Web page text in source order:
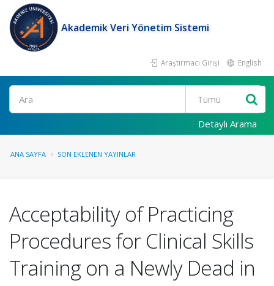
Akademik Veri Yönetim Sistemi
Araştırmacı Girişi English
Ara
Detaylı Arama
ANA SAYFA SON EKLENEN YAYINLAR
Acceptability of Practicing
Procedures for Clinical Skills
Training on a Newly Dead in